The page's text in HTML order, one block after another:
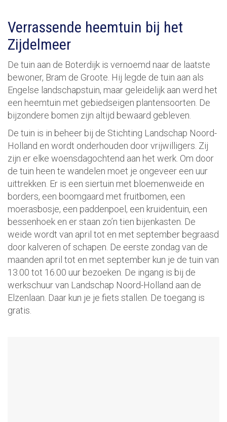
Verrassende heemtuin bij het
Zijdelmeer
De tuin aan de Boterdijk is vernoemd naar de laatste
bewoner, Bram de Groote. Hij legde de tuin aan als
Engelse landschapstuin, maar geleidelijk aan werd het
een heemtuin met gebiedseigen plantensoorten. De
bijzondere bomen zijn altijd bewaard gebleven.
De tuin is in beheer bij de Stichting Landschap Noord-
Holland en wordt onderhouden door vrijwilligers. Zij
zijn er elke woensdagochtend aan het werk. Om door
de tuin heen te wandelen moet je ongeveer een uur
uittrekken. Er is een siertuin met bloemenweide en
borders, een boomgaard met fruitbomen, een
moerasbosje, een paddenpoel, een kruidentuin, een
bessenhoek en er staan zo’n tien bijenkasten. De
weide wordt van april tot en met september begraasd
door kalveren of schapen. De eerste zondag van de
maanden april tot en met september kun je de tuin van
13.00 tot 16.00 uur bezoeken. De ingang is bij de
werkschuur van Landschap Noord-Holland aan de
Elzenlaan. Daar kun je je fiets stallen. De toegang is
gratis.